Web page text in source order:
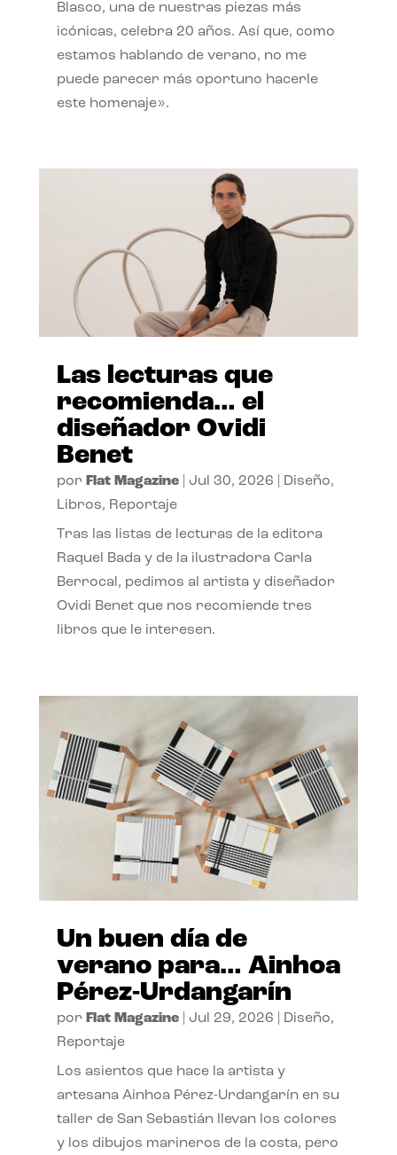
Blasco, una de nuestras piezas más
icónicas, celebra 20 años. Así que, como
estamos hablando de verano, no me
puede parecer más oportuno hacerle
este homenaje».
Las lecturas que
recomienda… el
diseñador Ovidi
Benet
por Flat Magazine| Jul 30, 2026 Diseño,
Libros, Reportaje
Tras las listas de lecturas de la editora
Raquel Bada y de la ilustradora Carla
Berrocal, pedimos al artista y diseñador
Ovidi Benet que nos recomiende tres
libros que le interesen.
Un buen día de
verano para… Ainhoa
Pérez-Urdangarín
por Flat Magazine| Jul 29, 2026 Diseño,
Reportaje
Los asientos que hace la artista y
artesana Ainhoa Pérez-Urdangarín en su
taller de San Sebastián llevan los colores
y los dibujos marineros de la costa, pero